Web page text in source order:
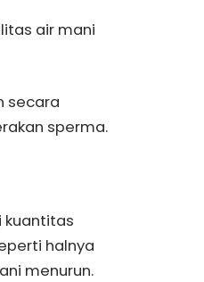
air mani
secara
sperma.
kuantitas
halnya
menurun.